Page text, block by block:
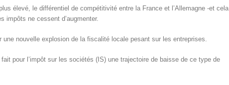
élevé, le différentiel de compétitivité entre la France et l’Allemagne -et cela
impôts ne cessent d’augmenter.
une nouvelle explosion de la fiscalité locale pesant sur les entreprises.
pour l’impôt sur les sociétés (IS) une trajectoire de baisse de ce type de